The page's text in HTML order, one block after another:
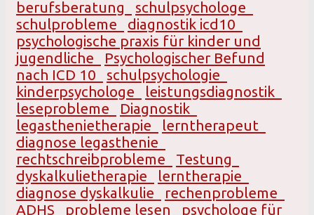
berufsberatung
schulpsychologe
schulprobleme
diagnostik icd10
psychologische praxis für kinder und
jugendliche
Psychologischer Befund
nach ICD 10
schulpsychologie
kinderpsychologe
leistungsdiagnostik
leseprobleme
Diagnostik
legasthenietherapie
lerntherapeut
diagnose legasthenie
rechtschreibprobleme
Testung
dyskalkulietherapie
lerntherapie
diagnose dyskalkulie
rechenprobleme
ADHS
probleme lesen
psychologe für